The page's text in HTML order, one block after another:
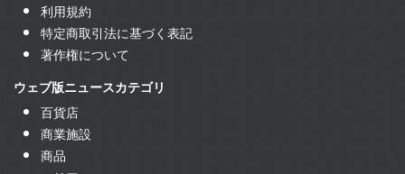
利用規約
特定商取引法に基づく表記
著作権について
ウェブ版ニュースカテゴリ
百貨店
商業施設
商品